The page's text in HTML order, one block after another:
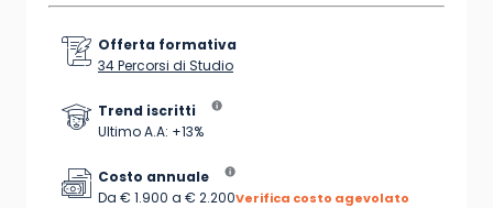
Offerta formativa
34 Percorsi di Studio
Trend iscritti
Ultimo A.A: +13%
Costo annuale
Da € 1.900 a € 2.200Verifica costo agevolato